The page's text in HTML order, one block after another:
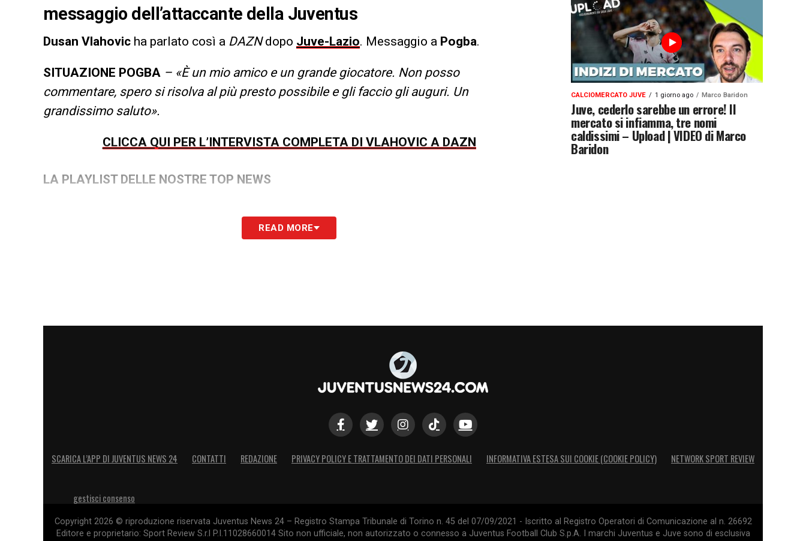
messaggio dell’attaccante della Juventus
Dusan Vlahovic ha parlato così a DAZNdopo Juve-Lazio. Messaggio a Pogba.
SITUAZIONE POGBA – «È un mio amico e un grande giocatore. Non posso
commentare, spero si risolva al più presto possibile e gli faccio gli auguri. Un
grandissimo saluto».
CLICCA QUI PER L’INTERVISTA COMPLETA DI VLAHOVIC A DAZN
LA PLAYLIST DELLE NOSTRE TOP NEWS
READ MORE
CALCIOMERCATO JUVE 1 giorno ago Marco Baridon
Juve, cederlo sarebbe un errore! Il
mercato si infiamma, tre nomi
caldissimi – Upload | VIDEO di Marco
Baridon
SCARICA L’APP DI JUVENTUS NEWS 24 CONTATTI REDAZIONE PRIVACY POLICY E TRATTAMENTO DEI DATI PERSONALI INFORMATIVA ESTESA SUI COOKIE (COOKIE POLICY) NETWORK SPORT REVIEW
gestisci consenso
Copyright 2026 © riproduzione riservata Juventus News 24 – Registro Stampa Tribunale di Torino n. 45 del 07/09/2021 - Iscritto al Registro Operatori di Comunicazione al n. 26692
Editore e proprietario: Sport Review S.r.l P.I.11028660014 Sito non ufficiale, non autorizzato o connesso a Juventus Football Club S.p.A. I marchi Juventus e Juve sono di esclusiva